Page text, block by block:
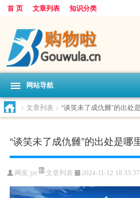
首 页 文章列表 知识分类
网站导航
> 文章列表 > “谈笑未了成仇雠”的出处
“谈笑未了成仇雠”的出处是哪
网友:jzt 文章列表 2024-11-12 18:33:37